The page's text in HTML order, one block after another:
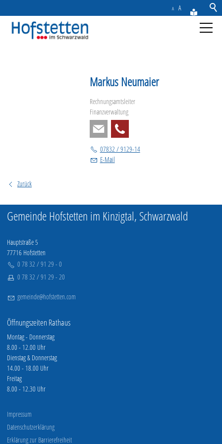
A A
Freizeit & Tourismus
Markus Neumaier
Rechnungsamtsleiter
Finanzverwaltung
07832 / 9129-14
E-Mail
Zurück
Gemeinde Hofstetten im Kinzigtal, Schwarzwald
Hauptstraße 5
77716 Hofstetten
0 78 32 / 91 29 - 0
0 78 32 / 91 29 - 20
g m nd h fst tt n c m
Öffnungszeiten Rathaus
Montag - Donnerstag
8.00 - 12.00 Uhr
Dienstag & Donnerstag
14.00 - 18.00 Uhr
Freitag
8.00 - 12.30 Uhr
Impressum
Datenschutzerklärung
Erklärung zur Barrierefreiheit